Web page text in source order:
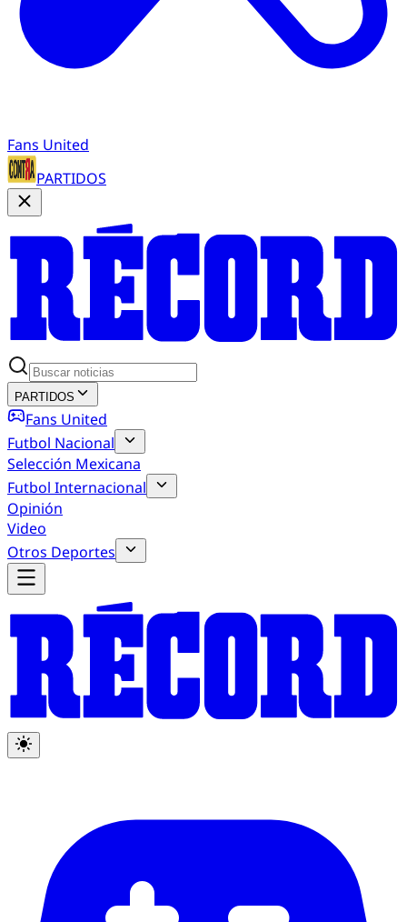
Fans United
PARTIDOS
PARTIDOS
Fans United
Futbol Nacional
Selección Mexicana
Futbol Internacional
Opinión
Video
Otros Deportes